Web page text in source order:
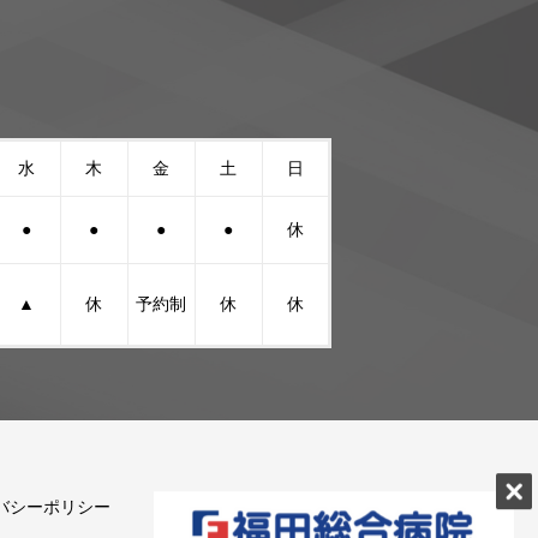
水 木 金 土 日
● ● ● ● 休
▲ 休 予約制 休 休
シーポリシー